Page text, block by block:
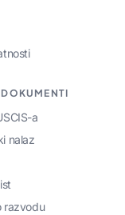
a
nalaz
razvodu